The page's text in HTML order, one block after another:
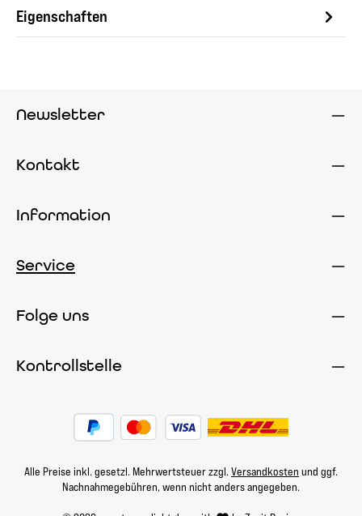
Eigenschaften
Newsletter
Kontakt
Information
Service
Folge uns
Kontrollstelle
Alle Preise inkl. gesetzl. Mehrwertsteuer zzgl. Versandkosten und ggf.
Nachnahmegebühren, wenn nicht anders angegeben.